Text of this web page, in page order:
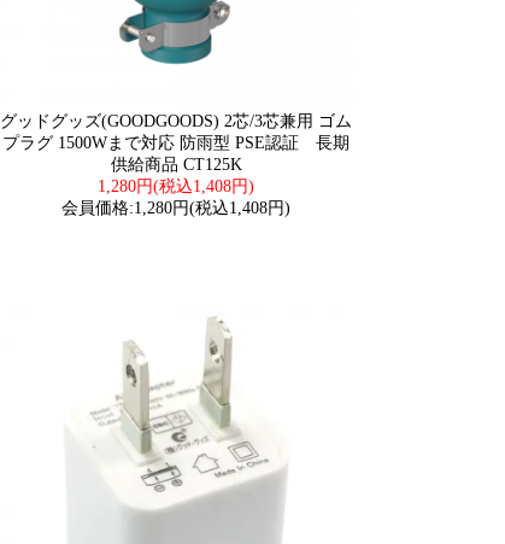
グッドグッズ(GOODGOODS) 2芯/3芯兼用 ゴム
プラグ 1500Wまで対応 防雨型 PSE認証 長期
供給商品 CT125K
1,280円(税込1,408円)
会員価格:1,280円(税込1,408円)